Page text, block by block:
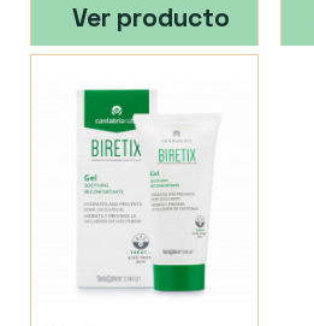
Ver producto